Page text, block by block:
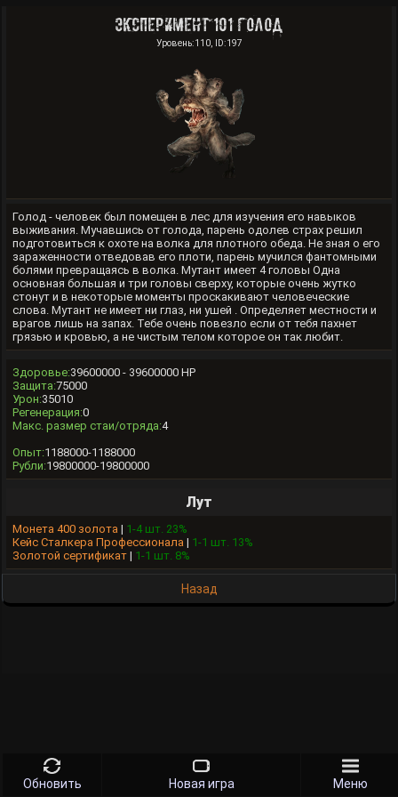
Эксперимент 101 Голод
Уровень:110, ID:197
Голод - человек был помещен в лес для изучения его навыков
выживания. Мучавшись от голода, парень одолев страх решил
подготовиться к охоте на волка для плотного обеда. Не зная о его
зараженности отведовав его плоти, парень мучился фантомными
болями превращаясь в волка. Мутант имеет 4 головы Одна
основная большая и три головы сверху, которые очень жутко
стонут и в некоторые моменты проскакивают человеческие
слова. Мутант не имеет ни глаз, ни ушей . Определяет местности и
врагов лишь на запах. Тебе очень повезло если от тебя пахнет
грязью и кровью, а не чистым телом которое он так любит.
Здоровье:39600000 - 39600000 HP
Защита:75000
Урон:35010
Регенерация:0
Макс. размер стаи/отряда:4
Опыт:1188000-1188000
Рубли:19800000-19800000
Лут
Монета 400 золота | 1-4 шт. 23%
Кейс Сталкера Профессионала | 1-1 шт. 13%
Золотой сертификат | 1-1 шт. 8%
Назад
Обновить Новая игра Меню